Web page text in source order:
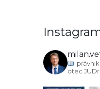
právnik
otec